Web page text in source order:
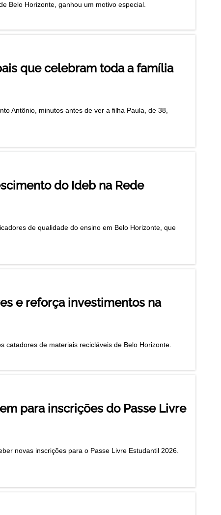
Belo Horizonte, ganhou um motivo especial.
que celebram toda a família
Antônio, minutos antes de ver a filha Paula, de 38,
do Ideb na Rede
de qualidade do ensino em Belo Horizonte, que
e reforça investimentos na
catadores de materiais recicláveis de Belo Horizonte.
para inscrições do Passe Livre
novas inscrições para o Passe Livre Estudantil 2026.